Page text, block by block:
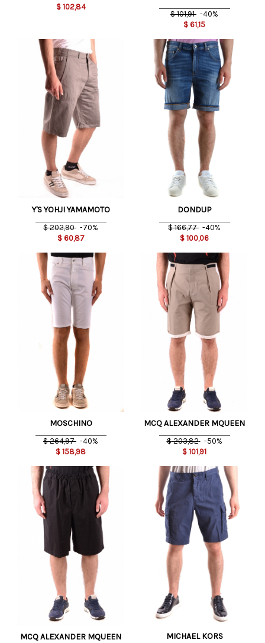
$ 102,84
$ 101,91 -40%
$ 61,15
Y'S YOHJI YAMAMOTO
$ 202,90 -70%
$ 60,87
DONDUP
$ 166,77 -40%
$ 100,06
MOSCHINO
$ 264,97 -40%
$ 158,98
MCQ ALEXANDER MQUEEN
$ 203,82 -50%
$ 101,91
MCQ ALEXANDER MQUEEN MICHAEL KORS